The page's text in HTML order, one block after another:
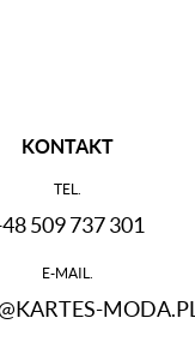
KONTAKT
TEL.
509 737 301
E-MAIL.
MODA.PL